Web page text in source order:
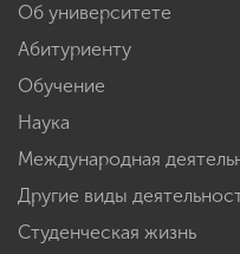
Об университете
Абитуриенту
Обучение
Наука
Международная
Другие виды
Студенческая жизнь